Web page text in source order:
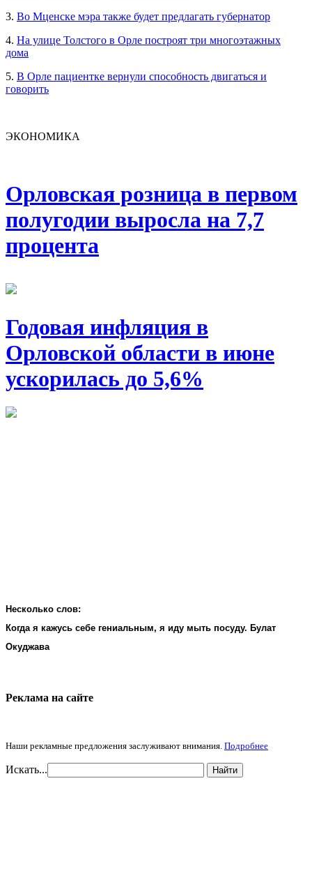
3. Во Мценске мэра также будет предлагать губернатор
4. На улице Толстого в Орле построят три многоэтажных
дома
5. В Орле пациентке вернули способность двигаться и
говорить
ЭКОНОМИКА
Орловская розница в первом
полугодии выросла на 7,7
процента
Годовая инфляция в
Орловской области в июне
ускорилась до 5,6%
Несколько слов:
Когда я кажусь себе гениальным, я иду мыть посуду. Булат
Окуджава
Реклама на cайте
Наши рекламные предложения заслуживают внимания. Подробнее
Искать... Найти